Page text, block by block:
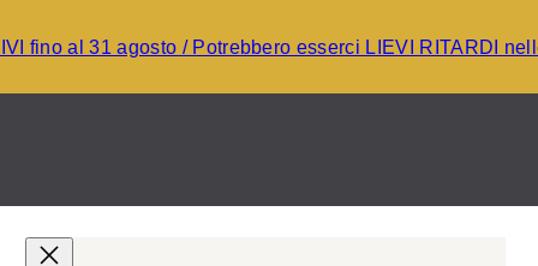
fino al 31 agosto / Potrebbero esserci LIEVI RITARDI